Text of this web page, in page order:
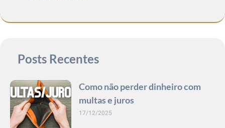
Posts Recentes
Como não perder dinheiro com
multas e juros
17/12/2025